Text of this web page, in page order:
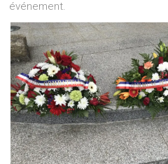
événement.